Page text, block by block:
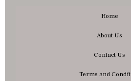
Home
About Us
Contact Us
Terms and